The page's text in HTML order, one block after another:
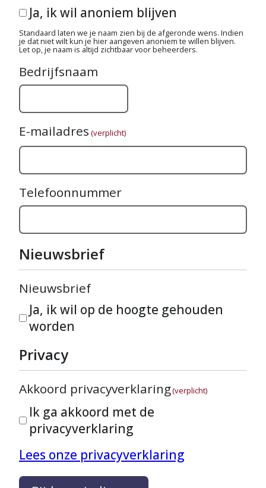
Ja, ik wil anoniem blijven
Standaard laten we je naam zien bij de afgeronde wens. Indien
je dat niet wilt kun je hier aangeven anoniem te willen blijven.
Let op, je naam is altijd zichtbaar voor beheerders.
Bedrijfsnaam
E-mailadres (verplicht)
Telefoonnummer
Nieuwsbrief
Nieuwsbrief
Ja, ik wil op de hoogte gehouden
worden
Privacy
Akkoord privacyverklaring(verplicht)
Ik ga akkoord met de
privacyverklaring
Lees onze privacyverklaring